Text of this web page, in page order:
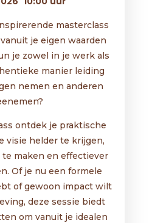
masterclass
je eigen waarden
je zowel in je werk als
manier leiding
nemen en anderen
ontdek je praktische
visie helder te krijgen,
maken en effectiever
Of je nu een formele
of gewoon impact wilt
deze sessie biedt
om vanuit je idealen